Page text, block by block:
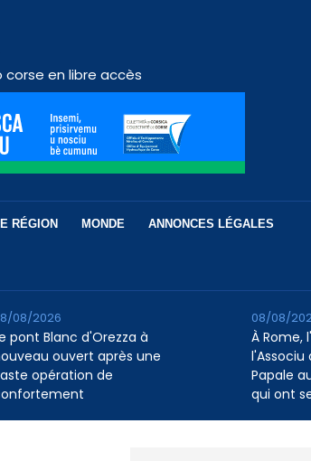
corse en libre accès
RÉGION MONDE ANNONCES LÉGALES
pont Blanc d'Orezza à
ouvert après une
opération de
08/2026
À Rome,
l'Associu
Papale
qui ont
08/08/